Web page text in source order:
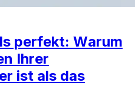
perfekt: Warum
Ihrer
ist als das